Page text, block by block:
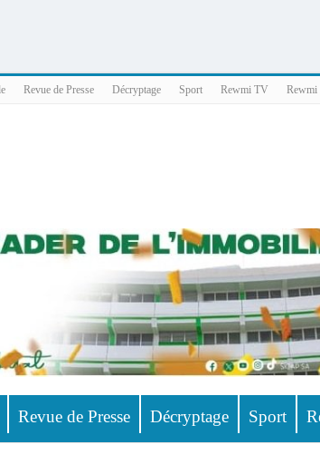
Revue de Presse Décryptage Sport Rewmi TV Rewmi
Revue de Presse Décryptage Sport